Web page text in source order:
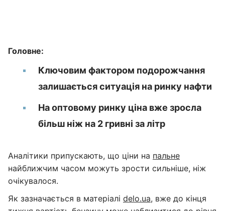
Головне:
Ключовим фактором подорожчання
залишається ситуація на ринку нафти
На оптовому ринку ціна вже зросла
більш ніж на 2 гривні за літр
Аналітики припускають, що ціни на пальне
найближчим часом можуть зрости сильніше, ніж
очікувалося.
Як зазначається в матеріалі delo.ua, вже до кінця